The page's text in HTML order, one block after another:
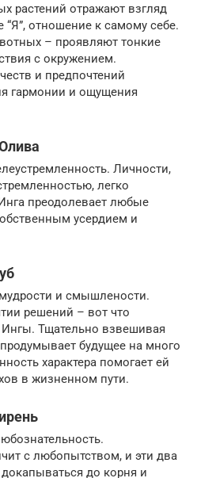
растений отражают взгляд
“Я”, отношение к самому себе.
– проявляют тонкие
с окружением.
и предпочтений
гармонии и ощущения
Личности,
легко
преодолевает любые
усердием и
и смышлености.
решений – вот что
Тщательно взвешивая
продумывает будущее на много
характера помогает ей
в жизненном пути.
с любопытством, и эти два
до корня и